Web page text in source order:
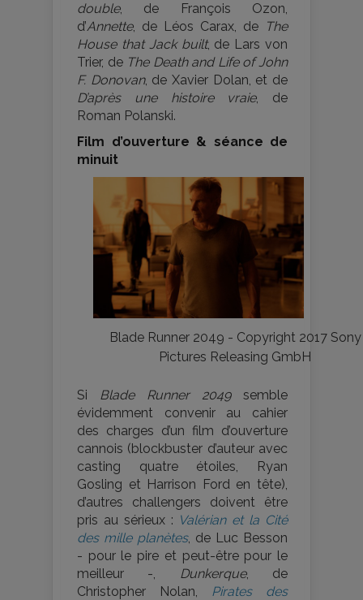
double, de François Ozon,
d’Annette, de Léos Carax, de The
House that Jack built, de Lars von
Trier, de The Death and Life of John
F. Donovan, de Xavier Dolan, et de
D’après une histoire vraie, de
Roman Polanski.
Film d’ouverture & séance de
minuit
Blade Runner 2049 - Copyright 2017 Sony
Pictures Releasing GmbH
Si Blade Runner 2049semble
évidemment convenir au cahier
des charges d’un film d’ouverture
cannois (blockbuster d’auteur avec
casting quatre étoiles, Ryan
Gosling et Harrison Ford en tête),
d’autres challengers doivent être
pris au sérieux : Valérian et la Cité
des mille planètes, de Luc Besson
- pour le pire et peut-être pour le
meilleur -,
Dunkerque, de
Christopher Nolan,
Pirates des